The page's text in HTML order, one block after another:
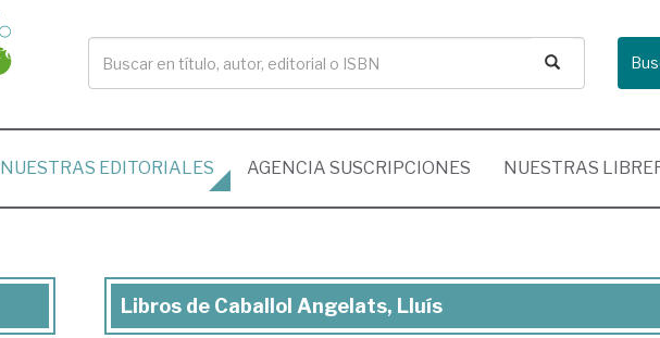
NUESTRAS EDITORIALES AGENCIA SUSCRIPCIONES NUESTRAS
Libros
Libros de Caballol Angelats, Lluís